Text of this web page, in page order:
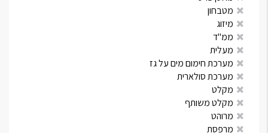
מטבחון
מיזוג
ממ"ד
מעלית
מערכת חימום מים על גז
מערכת סולארית
מקלט
מקלט משותף
מרוהט
מרפסת